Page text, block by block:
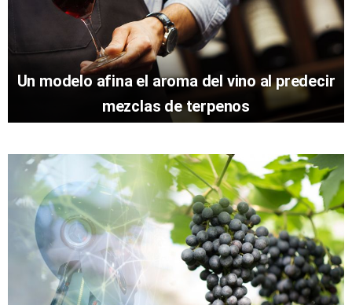
Un modelo afina el aroma del vino al predecir
mezclas de terpenos